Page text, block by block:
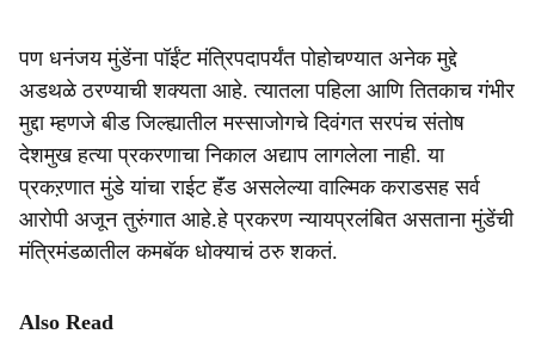
पण धनंजय मुंडेंना पॉईंट मंत्रि‍पदापर्यंत पोहोचण्यात अनेक मुद्दे
अडथळे ठरण्याची शक्यता आहे. त्यातला पहिला आणि तितकाच गंभीर
मुद्दा म्हणजे बीड जिल्ह्यातील मस्साजोगचे दिवंगत सरपंच संतोष
देशमुख हत्या प्रकरणाचा निकाल अद्याप लागलेला नाही. या
प्रकऱणात मुंडे यांचा राईट हॅंड असलेल्या वाल्मिक कराडसह सर्व
आरोपी अजून तुरुंगात आहे.हे प्रकरण न्यायप्रलंबित असताना मुंडेंची
मंत्रिमंडळातील कमबॅक धोक्याचं ठरु शकतं.
Also Read